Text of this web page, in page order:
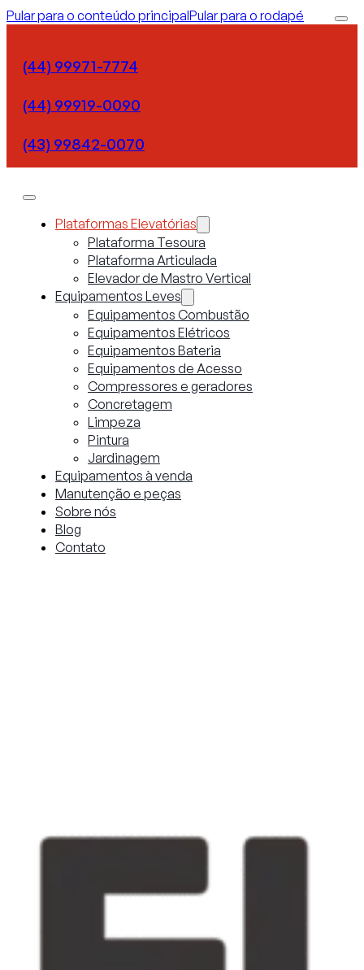
Pular para o conteúdo principalPular para o rodapé
(44) 99971-7774
(44) 99919-0090
(43) 99842-0070
Plataformas Elevatórias
Plataforma Tesoura
Plataforma Articulada
Elevador de Mastro Vertical
Equipamentos Leves
Equipamentos Combustão
Equipamentos Elétricos
Equipamentos Bateria
Equipamentos de Acesso
Compressores e geradores
Concretagem
Limpeza
Pintura
Jardinagem
Equipamentos à venda
Manutenção e peças
Sobre nós
Blog
Contato